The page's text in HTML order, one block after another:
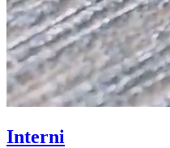
Interni